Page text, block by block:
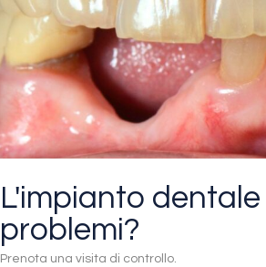
L'impianto
problemi?
Prenota una visita di controllo.